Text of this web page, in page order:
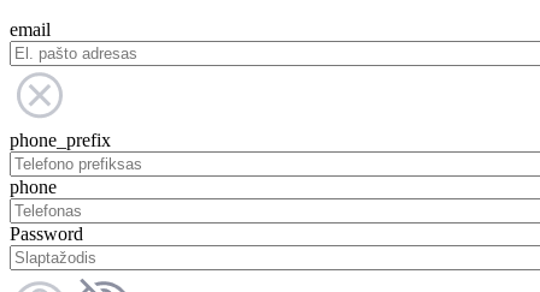
email
phone_prefix
phone
Password